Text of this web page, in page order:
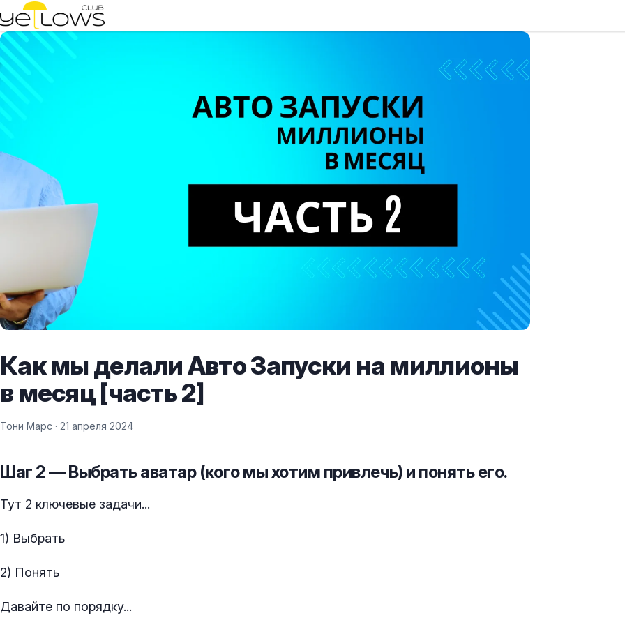
Как мы делали Авто Запуски на миллионы
в месяц [часть 2]
Тони Марс · 21 апреля 2024
Шаг 2 — Выбрать аватар (кого мы хотим привлечь) и понять его.
Тут 2 ключевые задачи...
1) Выбрать
2) Понять
Давайте по порядку...